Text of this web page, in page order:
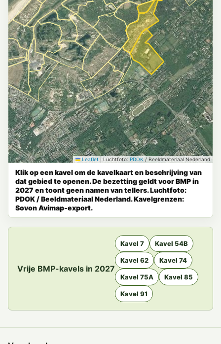
Leaflet Luchtfoto: PDOK / Beeldmateriaal Nederland
Klik op een kavel om de kavelkaart en beschrijving van
dat gebied te openen. De bezetting geldt voor BMP in
2027 en toont geen namen van tellers. Luchtfoto:
PDOK / Beeldmateriaal Nederland. Kavelgrenzen:
Sovon Avimap-export.
Vrije BMP-kavels in 2027
Kavel 7 Kavel 54B
Kavel 62 Kavel 74
Kavel 75A Kavel 85
Kavel 91